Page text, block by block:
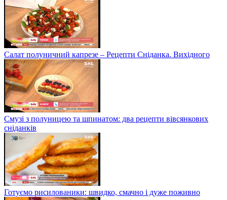
Салат полуничний капрезе – Рецепти Сніданка. Вихідного
Смузі з полуницею та шпинатом: два рецепти вівсянкових
сніданків
Готуємо рисилованики: швидко, смачно і дуже поживно